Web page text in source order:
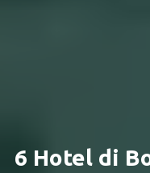
6 Hotel di